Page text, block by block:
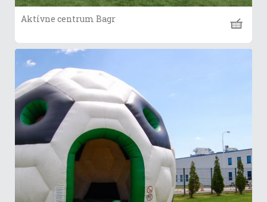
Aktívne centrum Bagr